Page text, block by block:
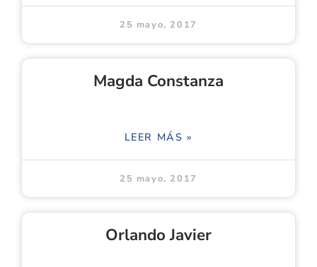
25 mayo, 2017
Magda Constanza
LEER MÁS »
25 mayo, 2017
Orlando Javier